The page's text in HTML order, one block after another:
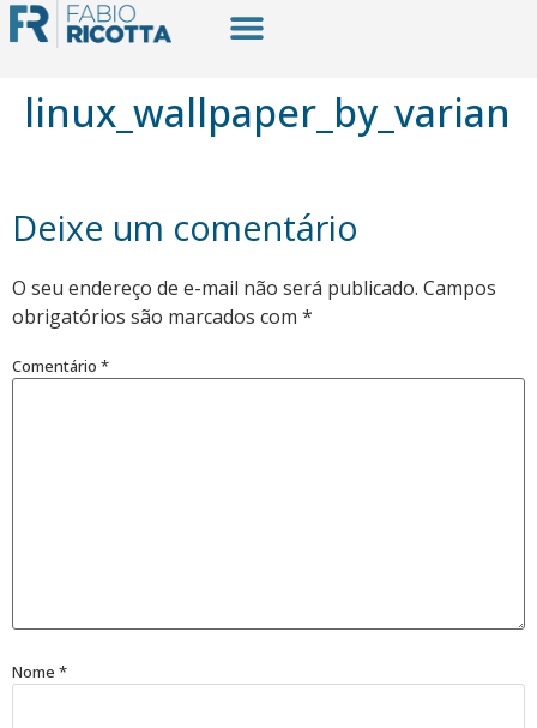
linux_wallpaper_by_varian
Deixe um comentário
O seu endereço de e-mail não será publicado. Campos
obrigatórios são marcados com *
Comentário *
Nome *